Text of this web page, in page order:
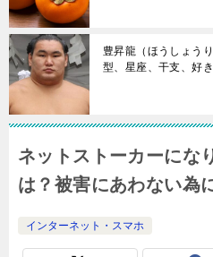
豊昇龍（ほうしょう
型、星座、干支、好き
ネットストーカーにな
は？被害にあわない為
インターネット・スマホ